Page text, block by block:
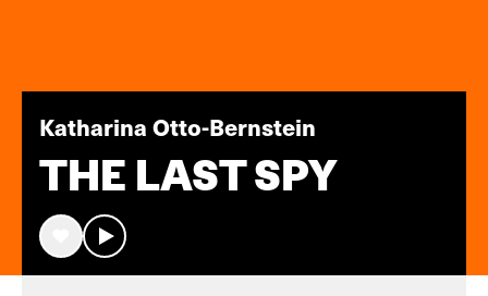
Katharina Otto-Bernstein
THE LAST SPY